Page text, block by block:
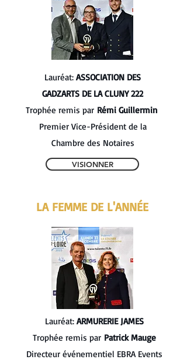
Lauréat: ASSOCIATION DES
GADZARTS DE LA CLUNY 222
Trophée remis parRémi Guillermin
Premier Vice-Président de la
Chambre des Notaires
VISIONNER
LA FEMME DE L'ANNÉE
Lauréat: ARMURERIE JAMES
​Trophée remis parPatrick Mauge
Directeur événementiel EBRA Events